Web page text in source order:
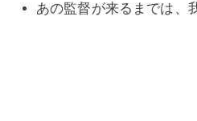
あの監督が来るまでは、